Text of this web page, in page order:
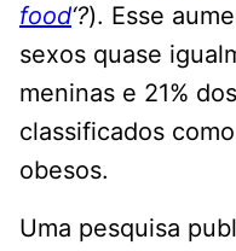
food‘?). Esse
sexos quase
meninas e 21%
classificados
obesos.
Uma pesquisa